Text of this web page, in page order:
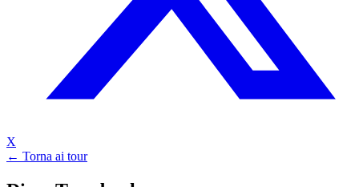
X
← Torna ai tour